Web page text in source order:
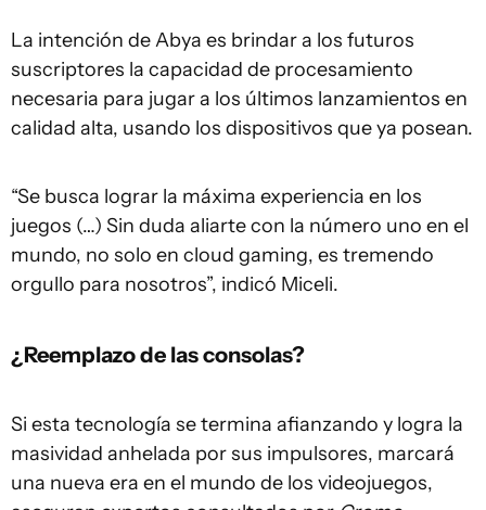
La intención de Abya es brindar a los futuros
suscriptores la capacidad de procesamiento
necesaria para jugar a los últimos lanzamientos en
calidad alta, usando los dispositivos que ya posean.
“Se busca lograr la máxima experiencia en los
juegos (…) Sin duda aliarte con la número uno en el
mundo, no solo en cloud gaming, es tremendo
orgullo para nosotros”, indicó Miceli.
¿Reemplazo de las consolas?
Si esta tecnología se termina afianzando y logra la
masividad anhelada por sus impulsores, marcará
una nueva era en el mundo de los videojuegos,